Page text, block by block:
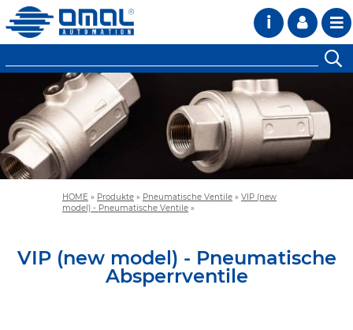
i
HOME » Produkte » Pneumatische Ventile » VIP (new
model) - Pneumatische Ventile »
VIP (new model) - Pneumatische
Absperrventile